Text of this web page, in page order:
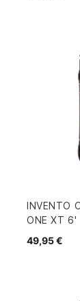
INVENTO
ONE XT 6'
49,95 €